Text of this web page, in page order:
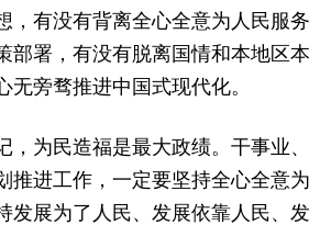
，有没有背离全心全意为人民服
部署，有没有脱离国情和本地区
旁骛推进中国式现代化。
，为民造福是最大政绩。干事业
推进工作，一定要坚持全心全意
发展为了人民、发展依靠人民、